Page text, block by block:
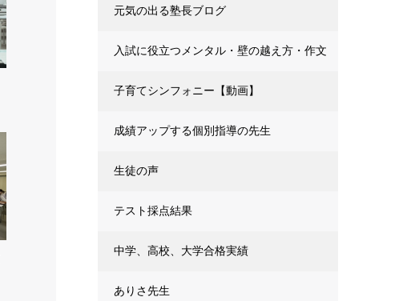
元気の出る塾長ブログ
入試に役立つメンタル・壁の越え方・作文
に強くなる
子育てシンフォニー【動画】
成績アップする個別指導の先生
生徒の声
テスト採点結果
中学、高校、大学合格実績
ありさ先生